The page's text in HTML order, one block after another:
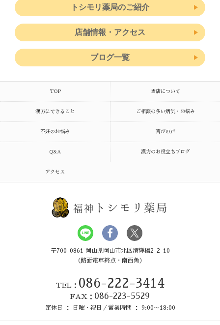
トシモリ薬局のご紹介
店舗情報・アクセス
ブログ一覧
TOP 当店について
漢方にできること ご相談の多い病気・お悩み
不妊のお悩み 喜びの声
Q&A 漢方のお役立ちブログ
アクセス
福神 トシモリ薬局
〒700-0861 岡山県岡山市北区清輝橋2-2-10
（路面電車終点・南西角）
TEL： 086-222-3414
FAX： 086-223-5529
定休日 ： 日曜・祝日／営業時間 ： 9:00〜18:00